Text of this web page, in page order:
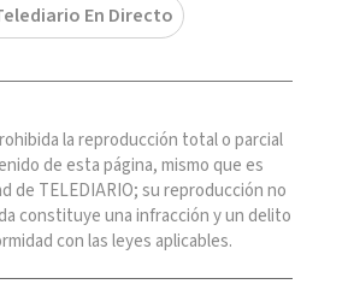
En Directo
la reproducción total o parcial
de esta página, mismo que es
de TELEDIARIO; su reproducción no
constituye una infracción y un delito
con las leyes aplicables.